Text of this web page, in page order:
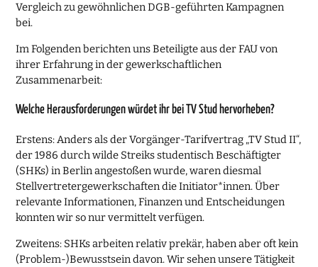
Vergleich zu gewöhnlichen DGB-geführten Kampagnen
bei.
Im Folgenden berichten uns Beteiligte aus der FAU von
ihrer Erfahrung in der gewerkschaftlichen
Zusammenarbeit:
Welche Herausforderungen würdet ihr bei TV Stud hervorheben?
Erstens: Anders als der Vorgänger-Tarifvertrag „TV Stud II“,
der 1986 durch wilde Streiks studentisch Beschäftigter
(SHKs) in Berlin angestoßen wurde, waren diesmal
Stellvertretergewerkschaften die Initiator*innen. Über
relevante Informationen, Finanzen und Entscheidungen
konnten wir so nur vermittelt verfügen.
Zweitens: SHKs arbeiten relativ prekär, haben aber oft kein
(Problem-)Bewusstsein davon. Wir sehen unsere Tätigkeit